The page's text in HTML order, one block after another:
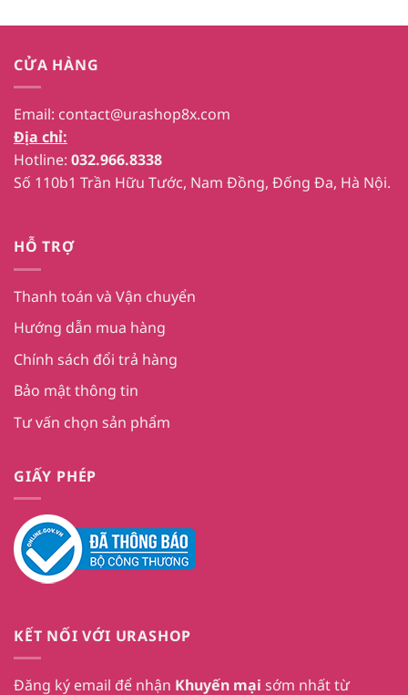
CỬA HÀNG
Email: contact@urashop8x.com
Địa chỉ:
Hotline: 032.966.8338
Số 110b1 Trần Hữu Tước, Nam Đồng, Đống Đa, Hà Nội.
HỖ TRỢ
Thanh toán và Vận chuyển
Hướng dẫn mua hàng
Chính sách đổi trả hàng
Bảo mật thông tin
Tư vấn chọn sản phẩm
GIẤY PHÉP
KẾT NỐI VỚI URASHOP
Đăng ký email để nhận Khuyến mại sớm nhất từ